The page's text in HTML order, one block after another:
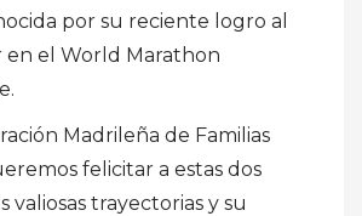
por su reciente logro al
en el World Marathon
Madrileña de Familias
felicitar a estas dos
valiosas trayectorias y su